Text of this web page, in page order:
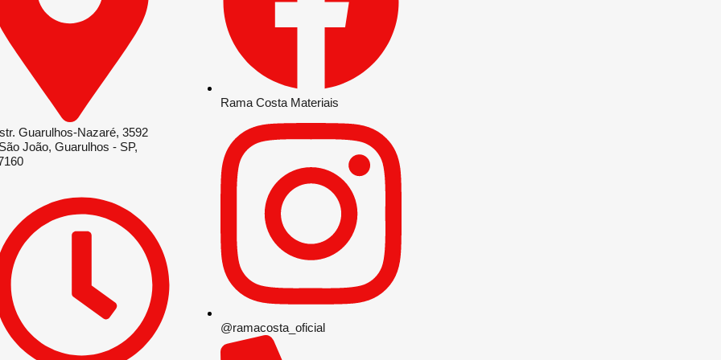
Guarulhos-Nazaré, 3592
João, Guarulhos - SP,
Rama Costa Materiais
@ramacosta_oficial